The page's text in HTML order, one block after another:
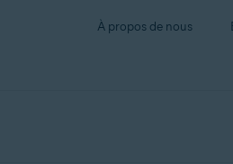
À propos de nous